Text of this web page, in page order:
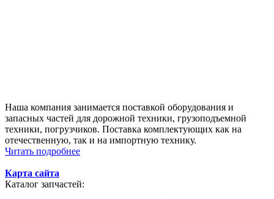
Наша компания занимается поставкой оборудования и
запасных частей для дорожной техники, грузоподъемной
техники, погрузчиков. Поставка комплектующих как на
отечественную, так и на импортную технику.
Читать подробнее
Карта сайта
Каталог запчастей: